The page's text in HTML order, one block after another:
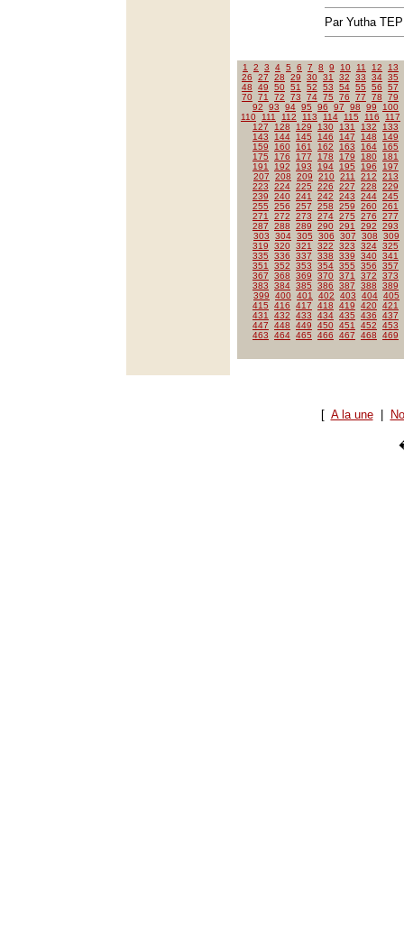
Par Yutha TEP
1 2 3 4 5 6 7 8 9 10 11 12
13
26
27 28 29 30 31 32 33 34 35
48
49 50 51 52 53 54 55 56
57
70 71 72 73 74 75 76 77 78
79
92
93 94 95 96 97 98 99
100
110
111 112 113 114 115 116
117
127
128 129 130 131 132
133
143
144 145 146 147 148
149
159
160 161 162 163 164
165
175
176 177 178 179 180
181
191
192 193 194 195 196
197
207
208 209 210 211 212
213
223
224 225 226 227 228
229
239
240 241 242 243 244 245
255
256 257 258 259 260 261
271
272 273 274 275 276
277
287
288 289 290 291 292
293
303
304 305 306 307 308
309
319
320 321 322 323 324 325
335
336 337 338 339 340 341
351
352 353 354 355 356
357
367
368 369 370 371 372
373
383
384 385 386 387 388
389
399
400 401 402 403 404 405
415
416 417 418 419 420 421
431
432 433 434 435 436
437
447
448 449 450 451 452
453
463
464 465 466 467 468 469
[ A la une|